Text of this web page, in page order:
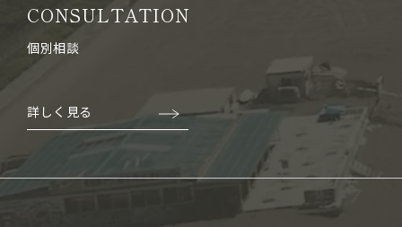
CONSULTATION
個別相談
詳しく見る